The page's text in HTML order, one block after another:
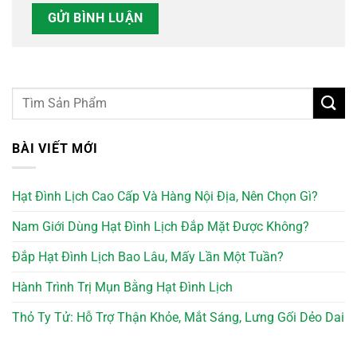
BÀI VIẾT MỚI
Hạt Đình Lịch Cao Cấp Và Hàng Nội Địa, Nên Chọn Gì?
Nam Giới Dùng Hạt Đình Lịch Đắp Mặt Được Không?
Đắp Hạt Đình Lịch Bao Lâu, Mấy Lần Một Tuần?
Hành Trình Trị Mụn Bằng Hạt Đình Lịch
Thỏ Ty Tử: Hỗ Trợ Thận Khỏe, Mắt Sáng, Lưng Gối Dẻo Dai